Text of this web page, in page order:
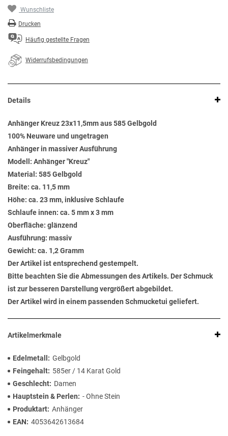
Wunschliste
Drucken
Häufig gestellte Fragen
Widerrufsbedingungen
Details
Anhänger Kreuz 23x11,5mm aus 585 Gelbgold
100% Neuware und ungetragen
Anhänger in massiver Ausführung
Modell: Anhänger "Kreuz"
Material: 585 Gelbgold
Breite: ca. 11,5 mm
Höhe: ca. 23 mm, inklusive Schlaufe
Schlaufe innen: ca. 5 mm x 3 mm
Oberfläche: glänzend
Ausführung: massiv
Gewicht: ca. 1,2 Gramm
Der Artikel ist entsprechend gestempelt.
Bitte beachten Sie die Abmessungen des Artikels. Der Schmuck
ist zur besseren Darstellung vergrößert abgebildet.
Der Artikel wird in einem passenden Schmucketui geliefert.
Artikelmerkmale
Edelmetall
Gelbgold
Feingehalt
585er / 14 Karat Gold
Geschlecht
Damen
Hauptstein & Perlen
- Ohne Stein
Produktart Anhänger
EAN
4053642613684